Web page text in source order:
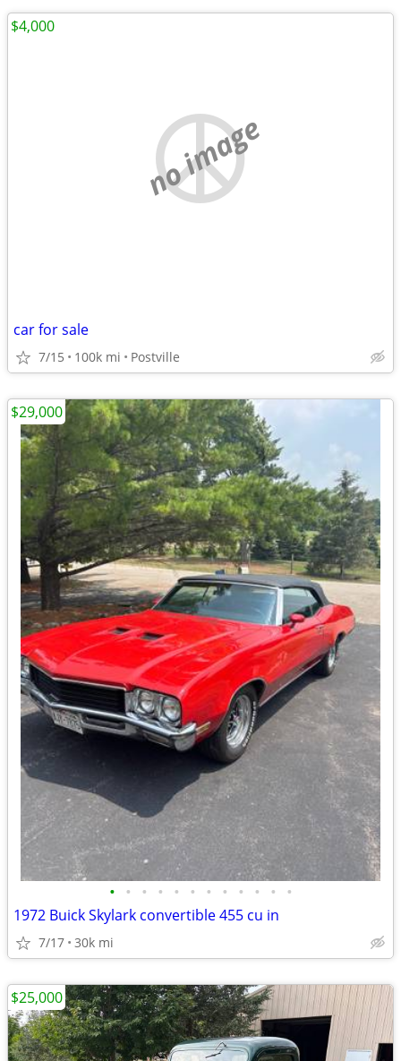
no image
car for sale
7/15 100k mi Postville
$4,000
• • • • • • • • • • • •
1972 Buick Skylark convertible 455 cu in
7/17 30k mi
$29,000
$25,000